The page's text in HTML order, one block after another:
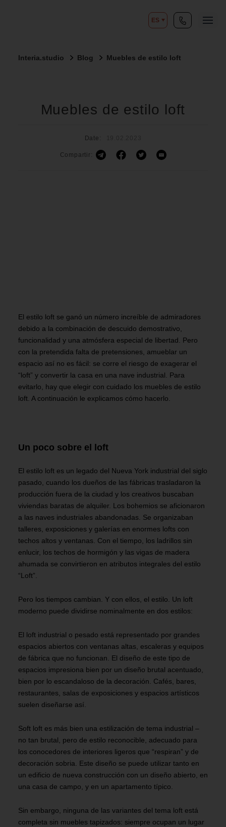
ES
Interia.studio Blog Muebles de estilo loft
Muebles de estilo loft
Compartir:
Date:
El estilo loft se ganó un número increíble de admiradores
debido a la combinación de descuido demostrativo,
funcionalidad y una atmósfera especial de libertad. Pero
con la pretendida falta de pretensiones, amueblar un
espacio así no es fácil: se corre el riesgo de exagerar el
“loft” y convertir la casa en una nave industrial. Para
evitarlo, hay que elegir con cuidado los muebles de estilo
loft. A continuación le explicamos cómo hacerlo.
Un poco sobre el loft
El estilo loft es un legado del Nueva York industrial del siglo
pasado, cuando los dueños de las fábricas trasladaron la
producción fuera de la ciudad y los creativos buscaban
viviendas baratas de alquiler. Los bohemios se aficionaron
a las naves industriales abandonadas. Se organizaban
talleres, exposiciones y galerías en enormes lofts con
techos altos y ventanas. Con el tiempo, los ladrillos sin
enlucir, los techos de hormigón y las vigas de madera
ahumada se convirtieron en atributos integrales del estilo
“Loft”.
Pero los tiempos cambian. Y con ellos, el estilo. Un loft
moderno puede dividirse nominalmente en dos estilos:
El loft industrial o pesado está representado por grandes
espacios abiertos con ventanas altas, escaleras y equipos
de fábrica que no funcionan. El diseño de este tipo de
espacios impresiona bien por un diseño brutal acentuado,
bien por lo escandaloso de la decoración. Cafés, bares,
restaurantes, salas de exposiciones y espacios artísticos
suelen diseñarse así.
Soft loft es más bien una estilización de tema industrial –
no tan brutal, pero de estilo reconocible, adecuado para
los conocedores de interiores ligeros que “respiran” y de
decoración sobria. Este diseño se puede utilizar tanto en
un edificio de nueva construcción con un diseño abierto, en
una casa de campo, y en un apartamento típico.
Sin embargo, ninguna de las variantes del tema loft está
completa sin muebles tapizados: siempre ocupan un lugar